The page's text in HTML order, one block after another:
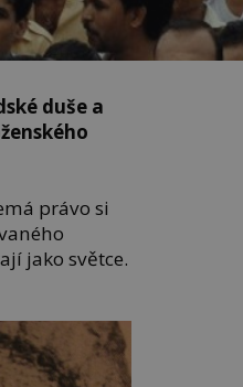
duše a
právo si
jako světce.